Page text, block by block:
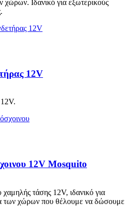
χώρων. Ιδανικό για εξωτερικούς
12V
12V Mosquito
τάσης 12V, ιδανικό για
των χώρων που θέλουμε να δώσουμε